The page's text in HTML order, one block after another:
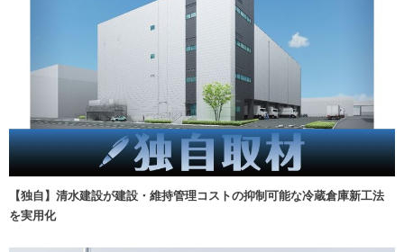
【独自】清水建設が建設・維持管理コストの抑制可能な冷蔵倉庫新工法
を実用化